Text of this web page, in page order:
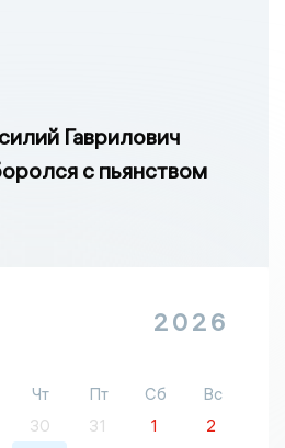
Гаврилович
с пьянством
2026
Чт Пт Сб
Вс
30 31 1
2